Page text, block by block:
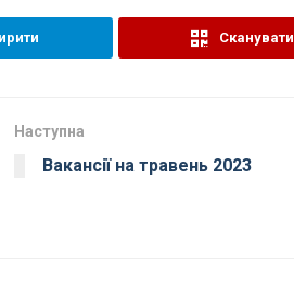
Сканувати
Наступна
Вакансії на травень 2023